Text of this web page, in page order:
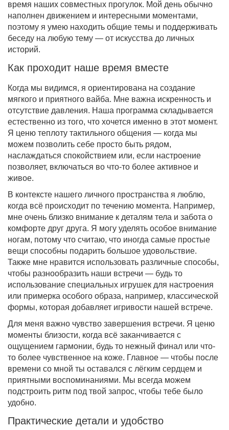
время наших совместных прогулок. Мой день обычно
наполнен движением и интересными моментами,
поэтому я умею находить общие темы и поддерживать
беседу на любую тему — от искусства до личных
историй.
Как проходит наше время вместе
Когда мы видимся, я ориентирована на создание
мягкого и приятного вайба. Мне важна искренность и
отсутствие давления. Наша программа складывается
естественно из того, что хочется именно в этот момент.
Я ценю теплоту тактильного общения — когда мы
можем позволить себе просто быть рядом,
наслаждаться спокойствием или, если настроение
позволяет, включаться во что-то более активное и
живое.
В контексте нашего личного пространства я люблю,
когда всё происходит по течению момента. Например,
мне очень близко внимание к деталям тела и забота о
комфорте друг друга. Я могу уделять особое внимание
ногам, потому что считаю, что иногда самые простые
вещи способны подарить большое удовольствие.
Также мне нравится использовать различные способы,
чтобы разнообразить наши встречи — будь то
использование специальных игрушек для настроения
или примерка особого образа, например, классической
формы, которая добавляет игривости нашей встрече.
Для меня важно чувство завершения встречи. Я ценю
моменты близости, когда всё заканчивается с
ощущением гармонии, будь то нежный финал или что-
то более чувственное на коже. Главное — чтобы после
времени со мной ты оставался с лёгким сердцем и
приятными воспоминаниями. Мы всегда можем
подстроить ритм под твой запрос, чтобы тебе было
удобно.
Практические детали и удобство